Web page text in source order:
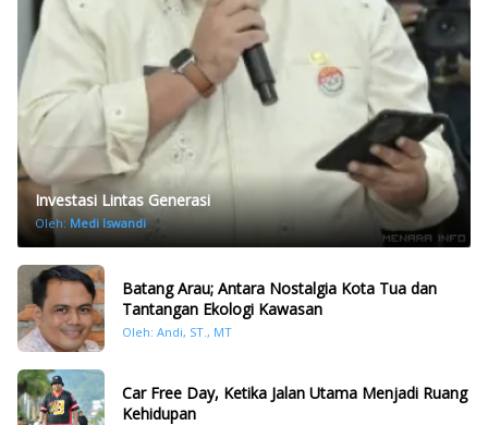
Investasi Lintas Generasi
Oleh: Medi Iswandi
Batang Arau; Antara Nostalgia Kota Tua dan
Tantangan Ekologi Kawasan
Oleh: Andi, ST., MT
Car Free Day, Ketika Jalan Utama Menjadi Ruang
Kehidupan